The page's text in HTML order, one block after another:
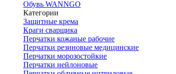
Обувь WANNGO
Категории
Защитные крема
Краги сварщика
Перчатки кожаные рабочие
Перчатки резиновые медицинские
Перчатки морозостойкие
Перчатки нейлоновые